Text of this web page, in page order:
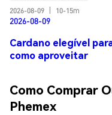
2026-08-09
10-15m
2026-08-09
Cardano elegível
como aproveitar
Como Comprar
Phemex